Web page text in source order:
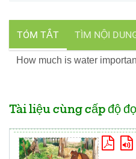
TÓM TẮT TÌM NỘI
How much is water
Tài liệu cùng cấp độ